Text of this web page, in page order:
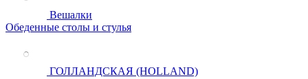
Вешалки
Обеденные столы и стулья
ГОЛЛАНДСКАЯ (HOLLAND)